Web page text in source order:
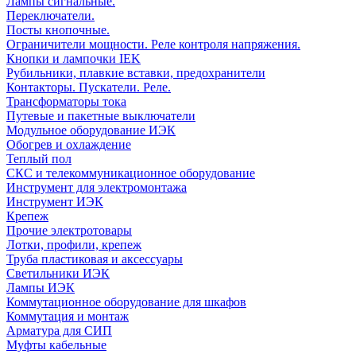
Переключатели.
Посты кнопочные.
Ограничители мощности. Реле контроля напряжения.
Кнопки и лампочки IEK
Рубильники, плавкие вставки, предохранители
Контакторы. Пускатели. Реле.
Трансформаторы тока
Путевые и пакетные выключатели
Модульное оборудование ИЭК
Обогрев и охлаждение
Теплый пол
СКС и телекоммуникационное оборудование
Инструмент для электромонтажа
Инструмент ИЭК
Крепеж
Прочие электротовары
Лотки, профили, крепеж
Труба пластиковая и аксессуары
Светильники ИЭК
Лампы ИЭК
Коммутационное оборудование для шкафов
Коммутация и монтаж
Арматура для СИП
Муфты кабельные